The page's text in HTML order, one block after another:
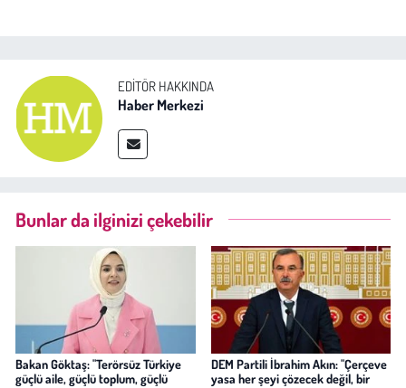
EDITÖR HAKKINDA
Haber Merkezi
Bunlar da ilginizi çekebilir
Bakan Göktaş: "Terörsüz Türkiye
güçlü aile, güçlü toplum, güçlü
DEM Partili İbrahim Akın: "Çerçeve
yasa her şeyi çözecek değil, bir